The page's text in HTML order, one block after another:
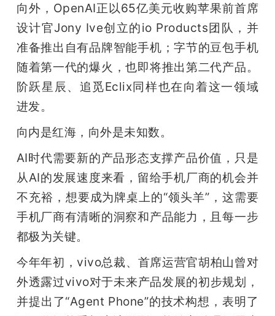
专
题
爱
机
向外，OpenAI正以65亿美元收购苹果前首席
设计官Jony Ive创立的io Products团队，并
准备推出自有品牌智能手机；字节的豆包手机
随着第一代的爆火，也即将推出第二代产品。
阶跃星辰、追觅Eclix同样也在向着这一领域
进发。
向内是红海，向外是未知数。
AI时代需要新的产品形态支撑产品价值，只是
从AI的发展速度来看，留给手机厂商的机会并
不充裕，想要成为牌桌上的“领头羊”，这需要
手机厂商有清晰的洞察和产品能力，且每一步
都极为关键。
今年年初，vivo总裁、首席运营官胡柏山曾对
外透露过vivo对于未来产品发展的初步规划，
并提出了“Agent Phone”的技术构想，表明了